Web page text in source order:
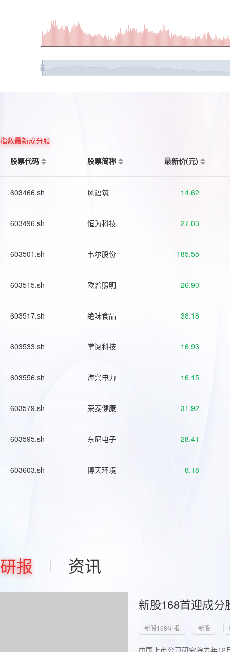
指数最新成分股
股票代码
股票简称 最新价(元)
603466.sh 风语筑 14.62
603496.sh 恒为科技 27.03
603501.sh 韦尔股份 185.55
603515.sh 欧普照明 26.90
603517.sh 绝味食品 38.18
603533.sh 掌阅科技 16.93
603556.sh 海兴电力 16.15
603579.sh 荣泰健康 31.92
603595.sh 东尼电子 28.41
603603.sh 博天环境 8.18
研报 资讯
新股168首迎成
新股168研报 新股
中国上市公司研究院去年